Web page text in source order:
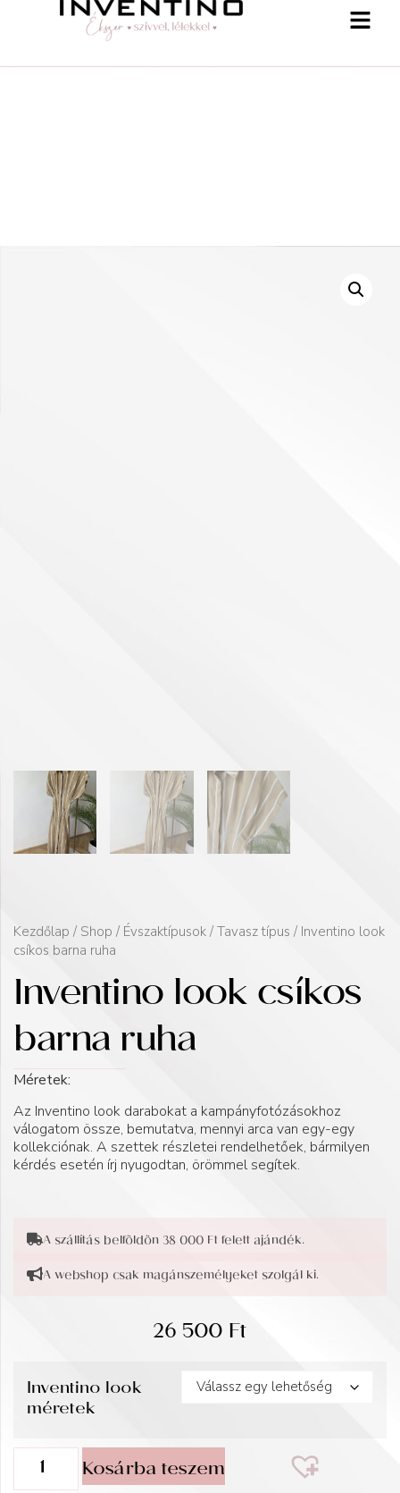
Kezdőlap / Shop / Évszaktípusok / Tavasz típus / Inventino look
csíkos barna ruha
Inventino look csíkos
barna ruha
Méretek:
Az Inventino look darabokat a kampányfotózásokhoz
válogatom össze, bemutatva, mennyi arca van egy-egy
kollekciónak. A szettek részletei rendelhetőek, bármilyen
kérdés esetén írj nyugodtan, örömmel segítek.
A szállítás belföldön 38 000 Ft felett ajándék.
A webshop csak magánszemélyeket szolgál ki.
26 500Ft
Inventino look
méretek
Kosárba teszem